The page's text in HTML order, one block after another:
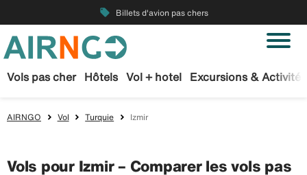
local_offer Billets d'avion pas chers
Vols pas cher Hôtels Vol + hotel Excursions & Activités
AIRNGO Vol Turquie Izmir
Vols pour Izmir – Comparer les vols pas